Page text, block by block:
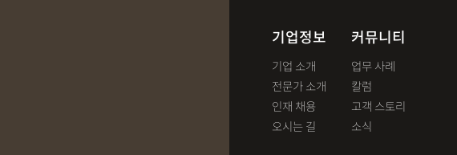
기업정보
기업 소개
전문가 소개
인재 채용
오시는 길
커뮤니티
업무 사례
칼럼
고객 스토리
소식